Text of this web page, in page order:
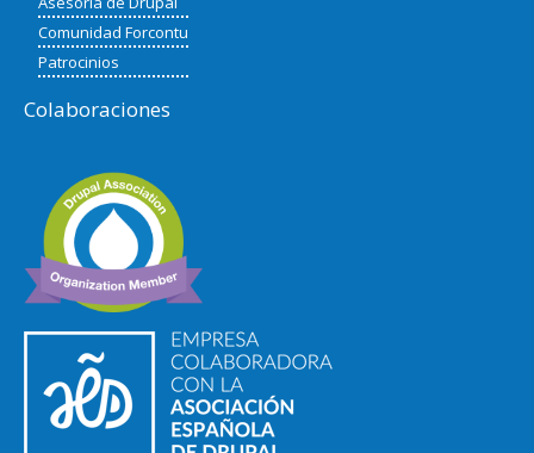
Comunidad Forcontu
Patrocinios
Colaboraciones